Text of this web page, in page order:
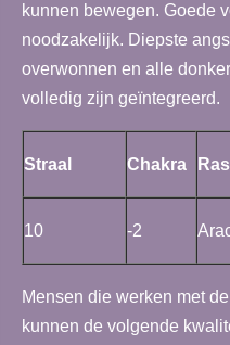
kunnen bewegen. Goede
noodzakelijk. Diepste
overwonnen en alle
volledig zijn geïntegreerd.
Straal Chakra Ras
10 -2
Mensen die werken met
kunnen de volgende